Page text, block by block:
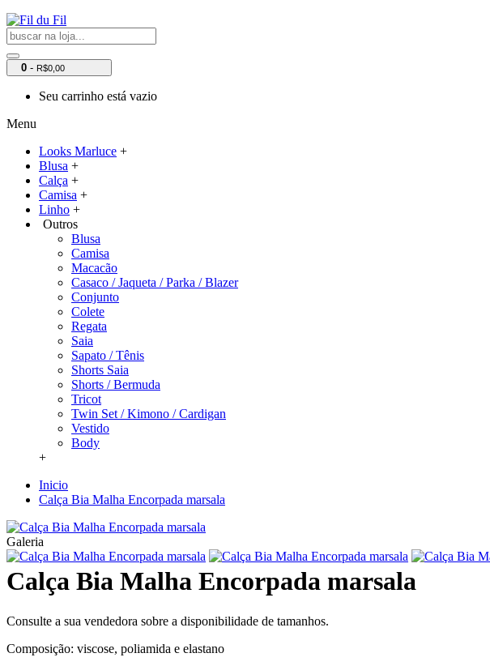
0 - R$0,00
Seu carrinho está vazio
Menu
Looks Marluce +
Blusa +
Calça +
Camisa +
Linho +
Outros
Blusa
Camisa
Macacão
Casaco / Jaqueta / Parka / Blazer
Conjunto
Colete
Regata
Saia
Sapato / Tênis
Shorts Saia
Shorts / Bermuda
Tricot
Twin Set / Kimono / Cardigan
Vestido
Body
+
Inicio
Calça Bia Malha Encorpada marsala
Galeria
Calça Bia Malha Encorpada marsala
Consulte a sua vendedora sobre a disponibilidade de tamanhos.
Composição: viscose, poliamida e elastano